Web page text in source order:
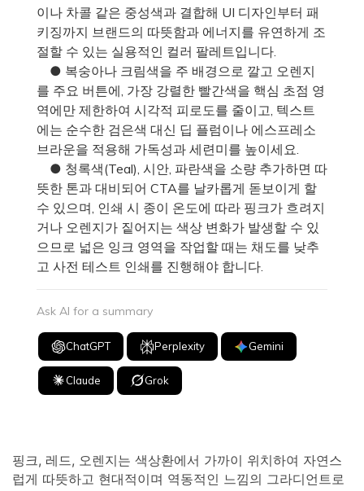
이나 차콜 같은 중성색과 결합해 UI 디자인부터 패
키징까지 브랜드의 따뜻함과 에너지를 유연하게 조
절할 수 있는 실용적인 컬러 팔레트입니다.
● 복숭아나 크림색을 주 배경으로 깔고 오렌지
를 주요 버튼에, 가장 강렬한 빨간색을 핵심 초점 영
역에만 제한하여 시각적 피로도를 줄이고, 텍스트
에는 순수한 검은색 대신 딥 플럼이나 에스프레소
브라운을 적용해 가독성과 세련미를 높이세요.
● 청록색(Teal), 시안, 파란색을 소량 추가하면 따
뜻한 톤과 대비되어 CTA를 날카롭게 돋보이게 할
수 있으며, 인쇄 시 종이 온도에 따라 핑크가 흐려지
거나 오렌지가 짙어지는 색상 변화가 발생할 수 있
으므로 넓은 잉크 영역을 작업할 때는 채도를 낮추
고 사전 테스트 인쇄를 진행해야 합니다.
Ask AI for a summary
ChatGPT Perplexity Gemini
Claude Grok
핑크, 레드, 오렌지는 색상환에서 가까이 위치하여 자연스
럽게 따뜻하고 현대적이며 역동적인 느낌의 그라디언트로